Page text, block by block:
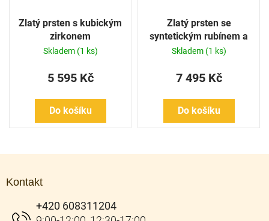
Zlatý prsten s kubickým
zirkonem
Skladem (1 ks)
5 595 Kč
Do košíku
Zlatý prsten se
syntetickým rubínem a
kubickými zirkony
Skladem (1 ks)
7 495 Kč
Do košíku
Kontakt
+420 608311204